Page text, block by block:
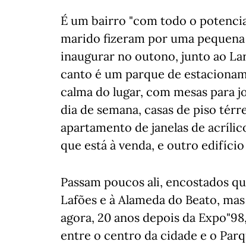
É um bairro "com todo o
marido fizeram por uma
inaugurar no outono, junto ao
canto é um parque de
calma do lugar, com mesas para
dia de semana, casas de piso
apartamento de janelas de
que está à venda, e outro
Passam poucos ali, encostados
Lafões e à Alameda do Beato,
agora, 20 anos depois da
entre o centro da cidade e o